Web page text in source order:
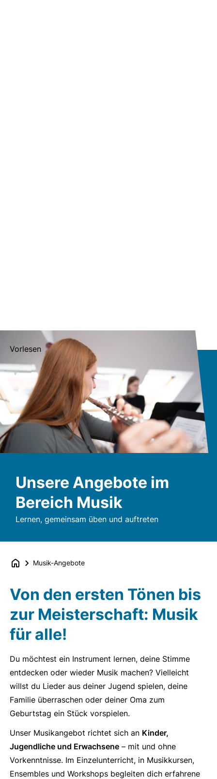
Vorlesen
Unsere Angebote im
Bereich Musik
Lernen, gemeinsam üben und auftreten
Musik-Angebote
Von den ersten Tönen bis
zur Meisterschaft: Musik
für alle!
Du möchtest ein Instrument lernen, deine Stimme
entdecken oder wieder Musik machen? Vielleicht
willst du Lieder aus deiner Jugend spielen, deine
Familie überraschen oder deiner Oma zum
Geburtstag ein Stück vorspielen.
Unser Musikangebot richtet sich an Kinder,
Jugendliche und Erwachsene – mit und ohne
Vorkenntnisse. Im Einzelunterricht, in Musikkursen,
Ensembles und Workshops begleiten dich erfahrene